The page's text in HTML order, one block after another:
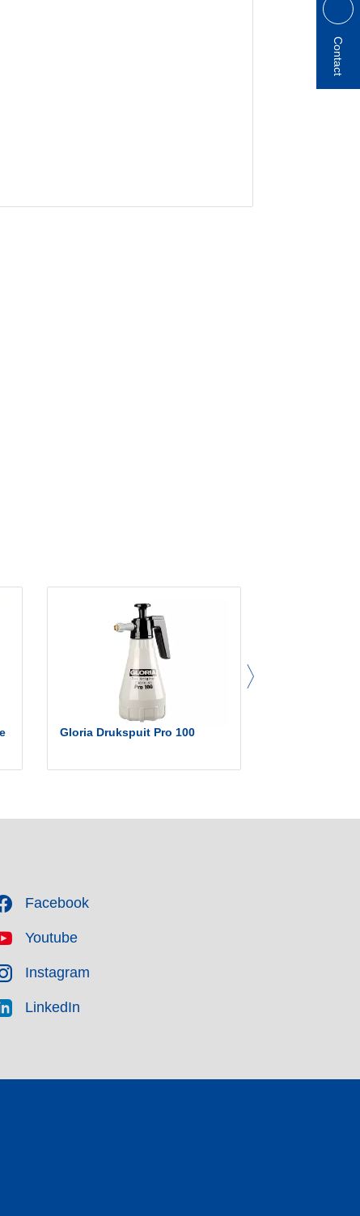
Gloria Drukspuit Pro 100
Facebook
Youtube
Instagram
LinkedIn
Contact